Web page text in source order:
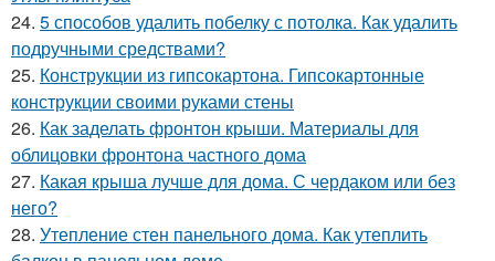
24. 5 способов удалить побелку с потолка. Как удалить
подручными средствами?
25. Конструкции из гипсокартона. Гипсокартонные
конструкции своими руками стены
26. Как заделать фронтон крыши. Материалы для
облицовки фронтона частного дома
27. Какая крыша лучше для дома. С чердаком или без
него?
28. Утепление стен панельного дома. Как утеплить